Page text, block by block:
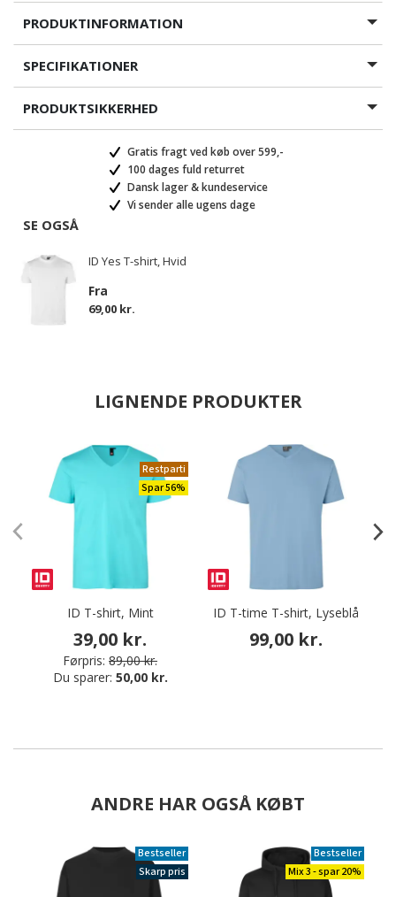
PRODUKTINFORMATION
SPECIFIKATIONER
PRODUKTSIKKERHED
Gratis fragt ved køb over 599,-
100 dages fuld returret
Dansk lager & kundeservice
Vi sender alle ugens dage
SE OGSÅ
ID Yes T-shirt, Hvid
Fra
69,00 kr.
LIGNENDE PRODUKTER
Restparti
Spar 56%
ID T-shirt, Mint
39,00 kr.
Førpris: 89,00 kr.
Du sparer: 50,00 kr.
ID T-time T-shirt, Lyseblå
99,00 kr.
ANDRE HAR OGSÅ KØBT
Bestseller
Skarp pris
Bestseller
Mix 3 - spar 20%